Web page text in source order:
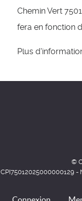
Chemin Vert
fera en fonction
Plus
©
CPI75012025000000129 -